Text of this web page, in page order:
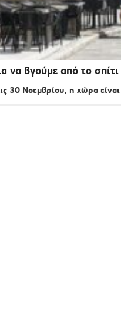
να βγούμε από το
30 Νοεμβρίου, η χώρα